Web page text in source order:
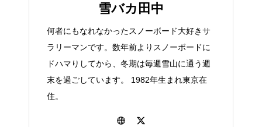
雪バカ田中
何者にもなれなかったスノーボード大好きサ
ラリーマンです。数年前よりスノーボードに
ドハマりしてから、冬期は毎週雪山に通う週
末を過ごしています。 1982年生まれ東京在
住。